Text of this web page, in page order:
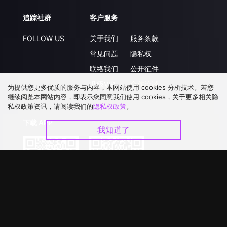
追踪社群
FOLLOW US
客户服务
关于我们
常见问题
联络我们
升级VIP
服务条款
隐私权
公开征件
合作洽談
下载 APP
为提供您更多优质的服务与内容，本网站使用 cookies 分析技术。若您
继续阅览本网站内容，即表示您同意我们使用 cookies，关于更多相关隐
私权政策资讯，请阅读我们的隐私权政策。
我知道了